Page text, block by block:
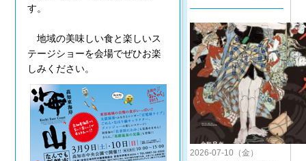
す。
地域の美味しい食と楽しいス
テージショーを会場でぜひお楽
しみください。
2026-07-10（金）